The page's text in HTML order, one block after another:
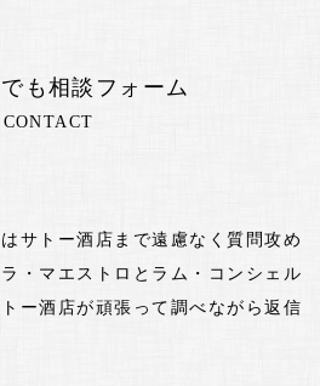
も相談フォーム
CONTACT
サトー酒店まで遠慮なく質問攻め
・マエストロとラム・コンシェル
ー酒店が頑張って調べながら返信